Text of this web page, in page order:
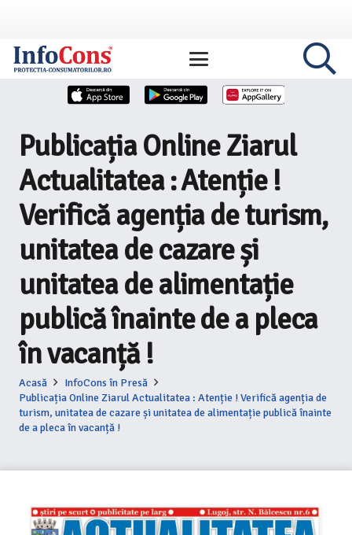
Publicația Online Ziarul
Actualitatea : Atenție !
Verifică agenția de turism,
unitatea de cazare și
unitatea de alimentație
publică înainte de a pleca
în vacanță !
Acasă
InfoCons în Presă
Publicația Online Ziarul Actualitatea : Atenție ! Verifică agenția de
turism, unitatea de cazare și unitatea de alimentație publică înainte
de a pleca în vacanță !